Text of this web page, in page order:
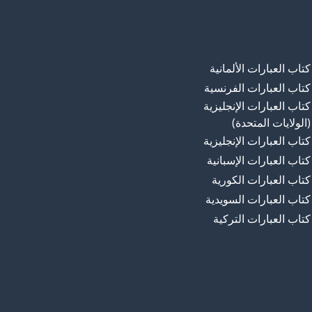
كتاب العبارات الألمانية
كتاب العبارات الفرنسية
كتاب العبارات الإنجليزية
(الولايات المتحدة)
كتاب العبارات الإنجليزية
كتاب العبارات الإسبانية
كتاب العبارات الكورية
كتاب العبارات السويدية
كتاب العبارات التركية